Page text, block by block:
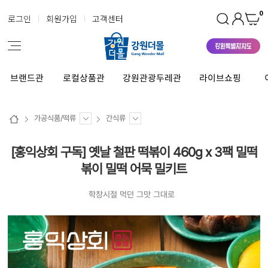
로그인 회원가입 고객센터 0
브랜드관 로컬상품관 강원관광두레관 라이브쇼핑
가공식품/떡류 간식류
[홍익상회 구독] 옛날 철판 떡볶이 460g x 3팩 밀떡
볶이 밀떡 어묵 밀키트
학창시절 먹던 그맛 그대로